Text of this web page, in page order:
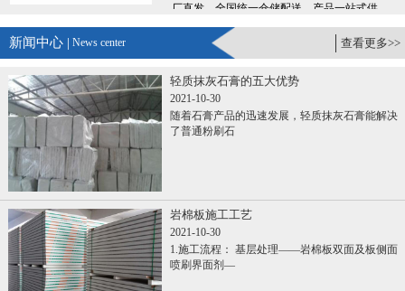
厂直发、全国统一仓储配送、产品一站式供
务，让您采购时省时、省力、省钱、更省心。
新闻中心 | News center 查看更多>>
轻质抹灰石膏的五大优势
2021-10-30
随着石膏产品的迅速发展，轻质抹灰石膏能解决
了普通粉刷石
岩棉板施工工艺
2021-10-30
1.施工流程： 基层处理——岩棉板双面及板侧面
喷刷界面剂—